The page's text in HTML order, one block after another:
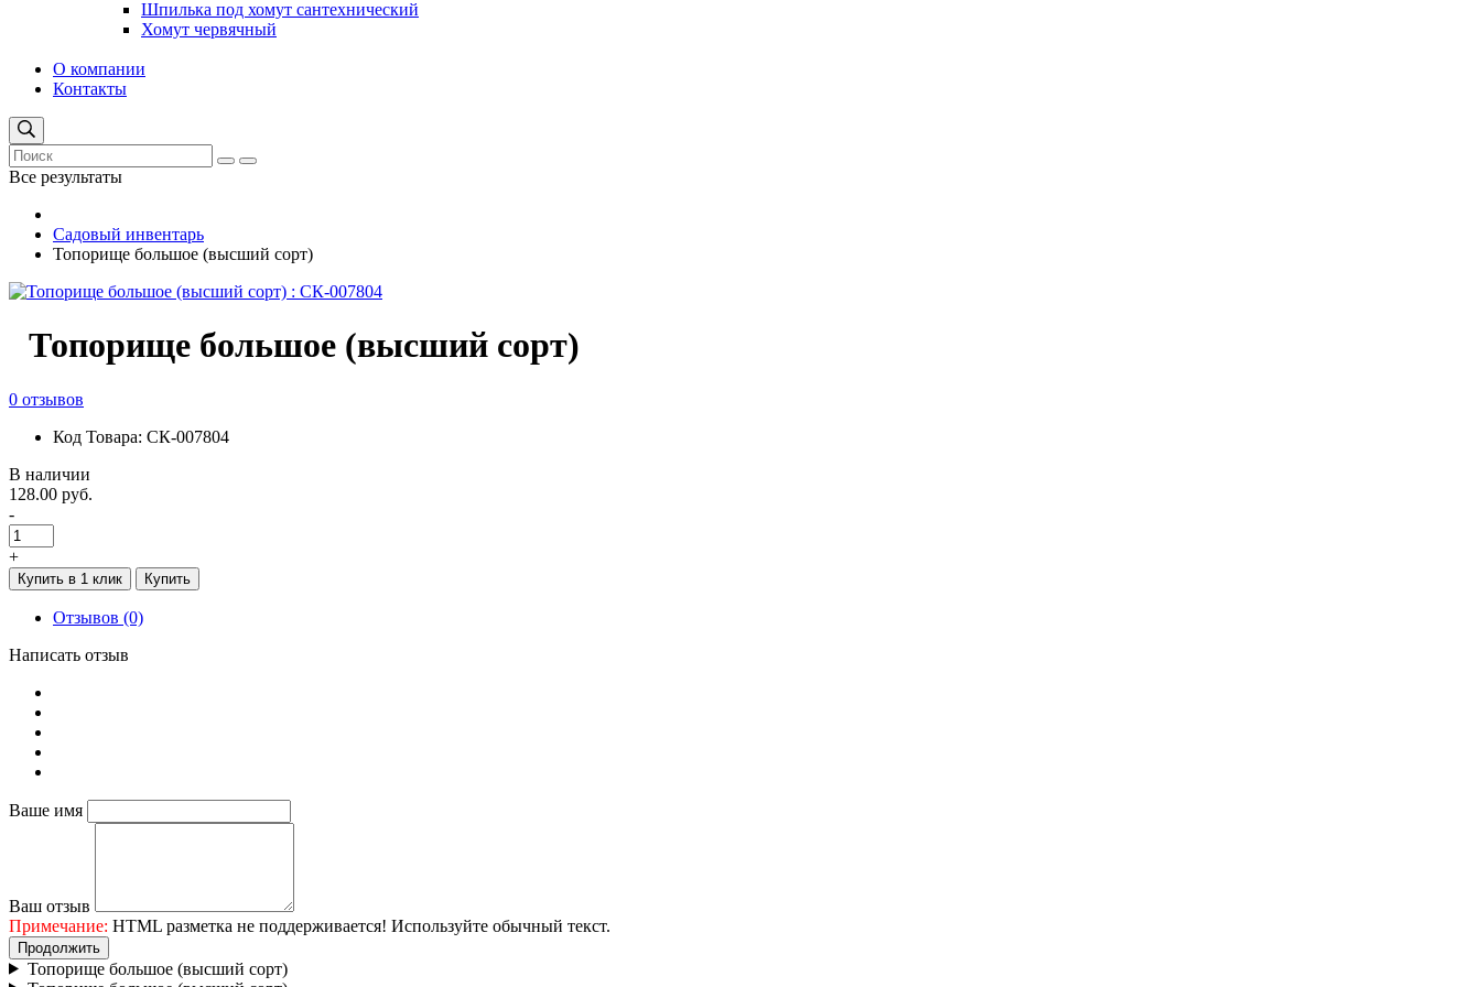
Шпилька под хомут сантехнический
Хомут червячный
О компании
Контакты
Все результаты
Садовый инвентарь
Топорище большое (высший сорт)
Топорище большое (высший сорт)
0 отзывов
Код Товара: СК-007804
В наличии
128.00 руб.
-
+
Купить в 1 клик Купить
Отзывов (0)
Написать отзыв
Ваше имя
Ваш отзыв
Примечание: HTML разметка не поддерживается! Используйте обычный текст.
Продолжить
Топорище большое (высший сорт)